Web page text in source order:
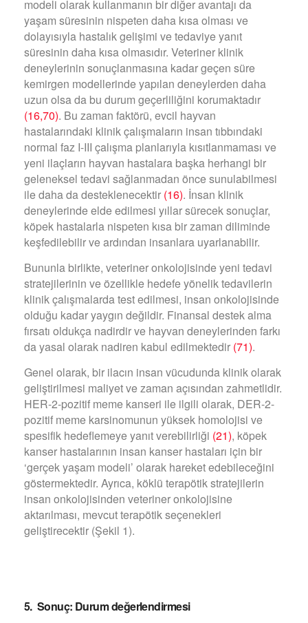
modeli olarak kullanmanın bir diğer avantajı da
yaşam süresinin nispeten daha kısa olması ve
dolayısıyla hastalık gelişimi ve tedaviye yanıt
süresinin daha kısa olmasıdır. Veteriner klinik
deneylerinin sonuçlanmasına kadar geçen süre
kemirgen modellerinde yapılan deneylerden daha
uzun olsa da bu durum geçerliliğini korumaktadır
(16,70). Bu zaman faktörü, evcil hayvan
hastalarındaki klinik çalışmaların insan tıbbındaki
normal faz I-III çalışma planlarıyla kısıtlanmaması ve
yeni ilaçların hayvan hastalara başka herhangi bir
geleneksel tedavi sağlanmadan önce sunulabilmesi
ile daha da desteklenecektir (16). İnsan klinik
deneylerinde elde edilmesi yıllar sürecek sonuçlar,
köpek hastalarla nispeten kısa bir zaman diliminde
keşfedilebilir ve ardından insanlara uyarlanabilir.
Bununla birlikte, veteriner onkolojisinde yeni tedavi
stratejilerinin ve özellikle hedefe yönelik tedavilerin
klinik çalışmalarda test edilmesi, insan onkolojisinde
olduğu kadar yaygın değildir. Finansal destek alma
fırsatı oldukça nadirdir ve hayvan deneylerinden farkı
da yasal olarak nadiren kabul edilmektedir (71).
Genel olarak, bir ilacın insan vücudunda klinik olarak
geliştirilmesi maliyet ve zaman açısından zahmetlidir.
HER-2-pozitif meme kanseri ile ilgili olarak, DER-2-
pozitif meme karsinomunun yüksek homolojisi ve
spesifik hedeflemeye yanıt verebilirliği (21), köpek
kanser hastalarının insan kanser hastaları için bir
‘gerçek yaşam modeli’ olarak hareket edebileceğini
göstermektedir. Ayrıca, köklü terapötik stratejilerin
insan onkolojisinden veteriner onkolojisine
aktarılması, mevcut terapötik seçenekleri
geliştirecektir (Şekil 1).
5. Sonuç: Durum değerlendirmesi